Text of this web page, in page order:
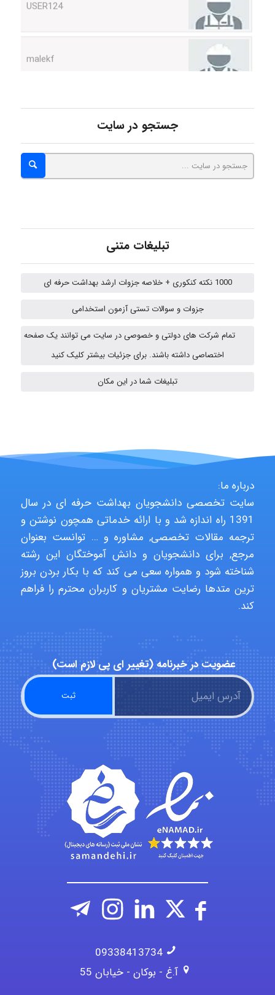
A.balandeh
Jafar Tym
fahimeh sheibani
USER124
malekf
abolfazlkoshehe
A.balandeh
fatima
Jafar Tym
جستجو در سایت
تبلیغات متنی
1000 نکته کنکوری + خلاصه جزوات ارشد بهداشت حرفه ای
جزوات و سوالات تستی آزمون استخدامی
تمام شرکت های دولتی و خصوصی در سایت می توانند یک صفحه
اختصاصی داشته باشند. برای جزئیات بیشتر کلیک کنید
تبلیغات شما در این مکان
درباره ما:
سایت تخصصی دانشجویان بهداشت حرفه ای در سال
1391 راه اندازه شد و با ارائه خدماتی همچون نوشتن و
ترجمه مقالات تخصصی, مشاوره و … توانست بعنوان
مرجع, برای دانشجویان و دانش آموختگان این رشته
شناخته شود و همواره سعی می کند که با بکار بردن بروز
ترین متدها رضایت مشتریان و کاربران محترم را فراهم
کند.
عضویت در خبرنامه (تغییر ای پی لازم است)
09338413734
آ.غ - بوکان - خیابان 55